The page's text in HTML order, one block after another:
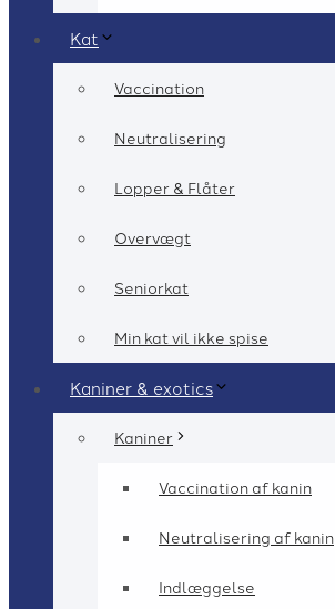
Kat
Vaccination
Neutralisering
Lopper & Flåter
Overvægt
Seniorkat
Min kat vil ikke spise
Kaniner & exotics
Kaniner
Vaccination af kanin
Neutralisering af kanin
Indlæggelse